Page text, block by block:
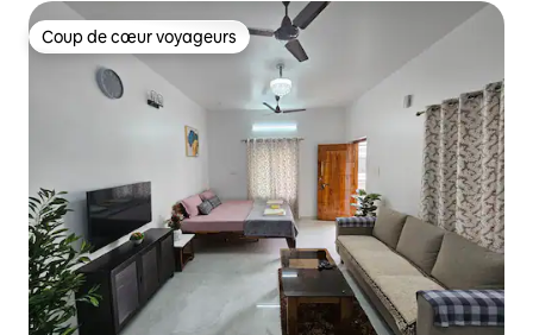
Coup de cœur voyageurs
Coup de cœur voyageurs